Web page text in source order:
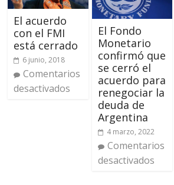
El acuerdo
con el FMI
está cerrado
6 junio, 2018
Comentarios
desactivados
El Fondo
Monetario
confirmó que
se cerró el
acuerdo para
renegociar la
deuda de
Argentina
4 marzo, 2022
Comentarios
desactivados